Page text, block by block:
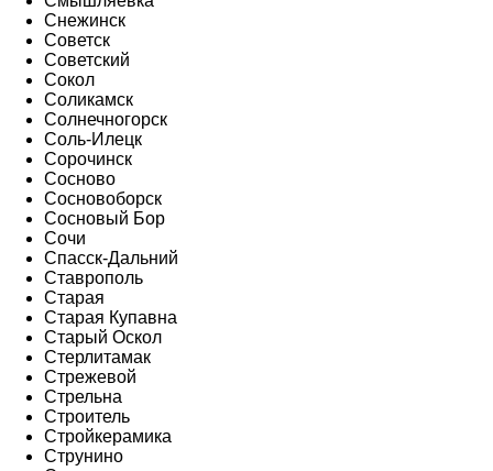
Снежинск
Советск
Советский
Сокол
Соликамск
Солнечногорск
Соль-Илецк
Сорочинск
Сосново
Сосновоборск
Сосновый Бор
Сочи
Спасск-Дальний
Ставрополь
Старая
Старая Купавна
Старый Оскол
Стерлитамак
Стрежевой
Стрельна
Строитель
Стройкерамика
Струнино